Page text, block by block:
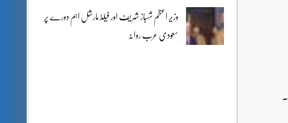
وزیر اعظم شہباز شریف اور فیلڈ مارشل اہم دورے پر
سعودی عرب روانہ